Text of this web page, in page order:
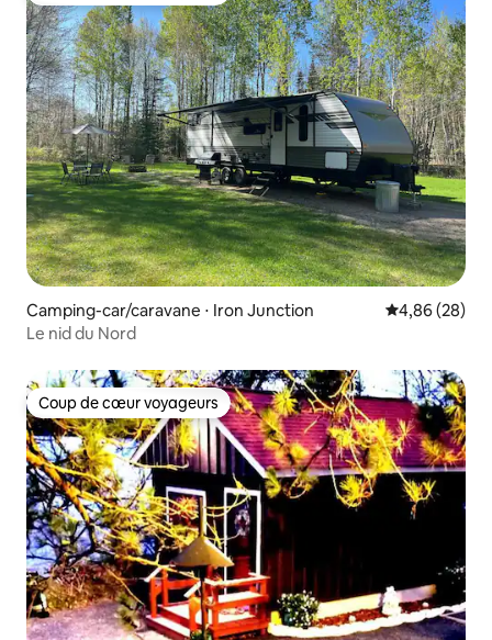
Camping-car/caravane ⋅ Iron Junction Évaluation
4,86 (28)
Le nid du Nord
Coup de cœur voyageurs
Coup de cœur voyageurs